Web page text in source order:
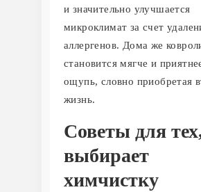
и значительно улучшается
микроклимат за счет
аллергенов. Дома же
становится мягче и
ощупь, словно приобретая
жизнь.
Советы для
выбирает
химчистку